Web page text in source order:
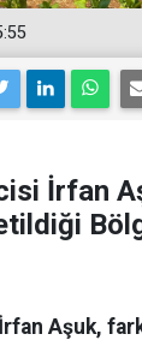
İrfan
Aşuk,